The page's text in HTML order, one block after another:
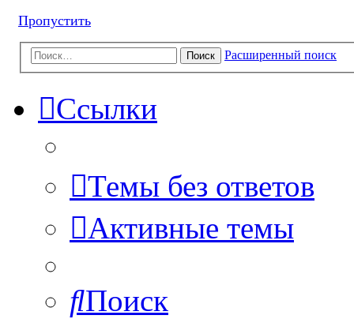
Пропустить
Поиск Расширенный поиск
Ссылки
Темы без ответов
Активные темы
Поиск